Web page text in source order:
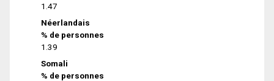
1.47
Néerlandais
% de personnes
1.39
Somali
% de personnes